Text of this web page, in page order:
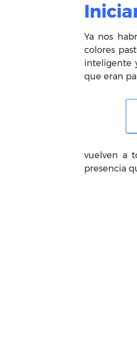
Ya nos
colores
inteligente
que eran
vuelven a
presencia